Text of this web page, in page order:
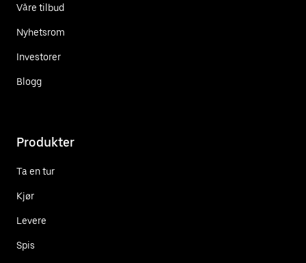
Våre tilbud
Nyhetsrom
Investorer
Blogg
Produkter
Ta en tur
Kjør
Levere
Spis